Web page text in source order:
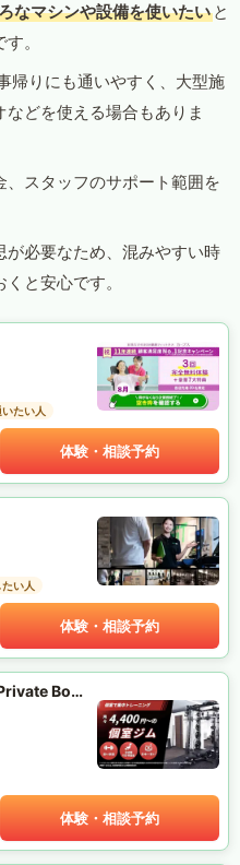
なマシンや設備を使いたい と
。
帰りにも通いやすく、大型施
どを使える場合もありま
スタッフのサポート範囲を
が必要なため、混みやすい時
と安心です。
たい人
体験・相談予約
い人
体験・相談予約
プライベートボックスフィット (Private Box Fit)
体験・相談予約